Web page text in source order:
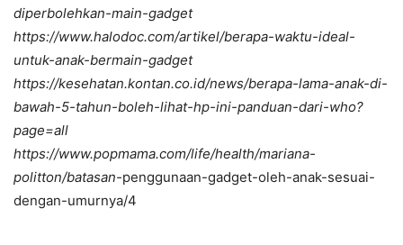
diperbolehkan-main-gadget
https://www.halodoc.com/artikel/berapa-waktu-ideal-
untuk-anak-bermain-gadget
https://kesehatan.kontan.co.id/news/berapa-lama-anak-di-
bawah-5-tahun-boleh-lihat-hp-ini-panduan-dari-who?
page=all
https://www.popmama.com/life/health/mariana-
politton/batasan-penggunaan-gadget-oleh-anak-sesuai-
dengan-umurnya/4